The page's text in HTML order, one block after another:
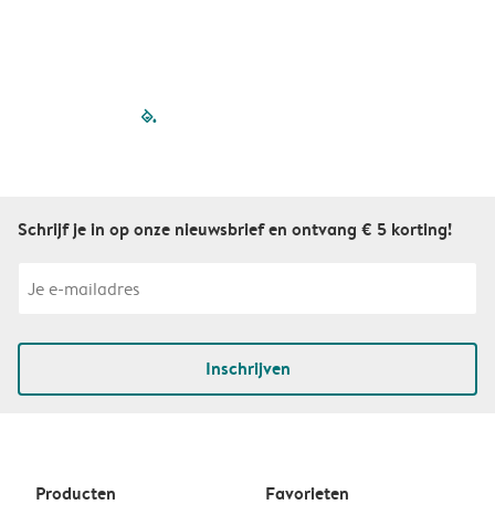
filled-pagination
Schrijf je in op onze nieuwsbrief en ontvang € 5 korting!
Inschrijven
Producten Favorieten